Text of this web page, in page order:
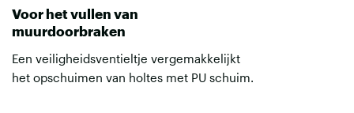
Voor het vullen van
muurdoorbraken
Een veiligheidsventieltje vergemakkelijkt
het opschuimen van holtes met PU schuim.